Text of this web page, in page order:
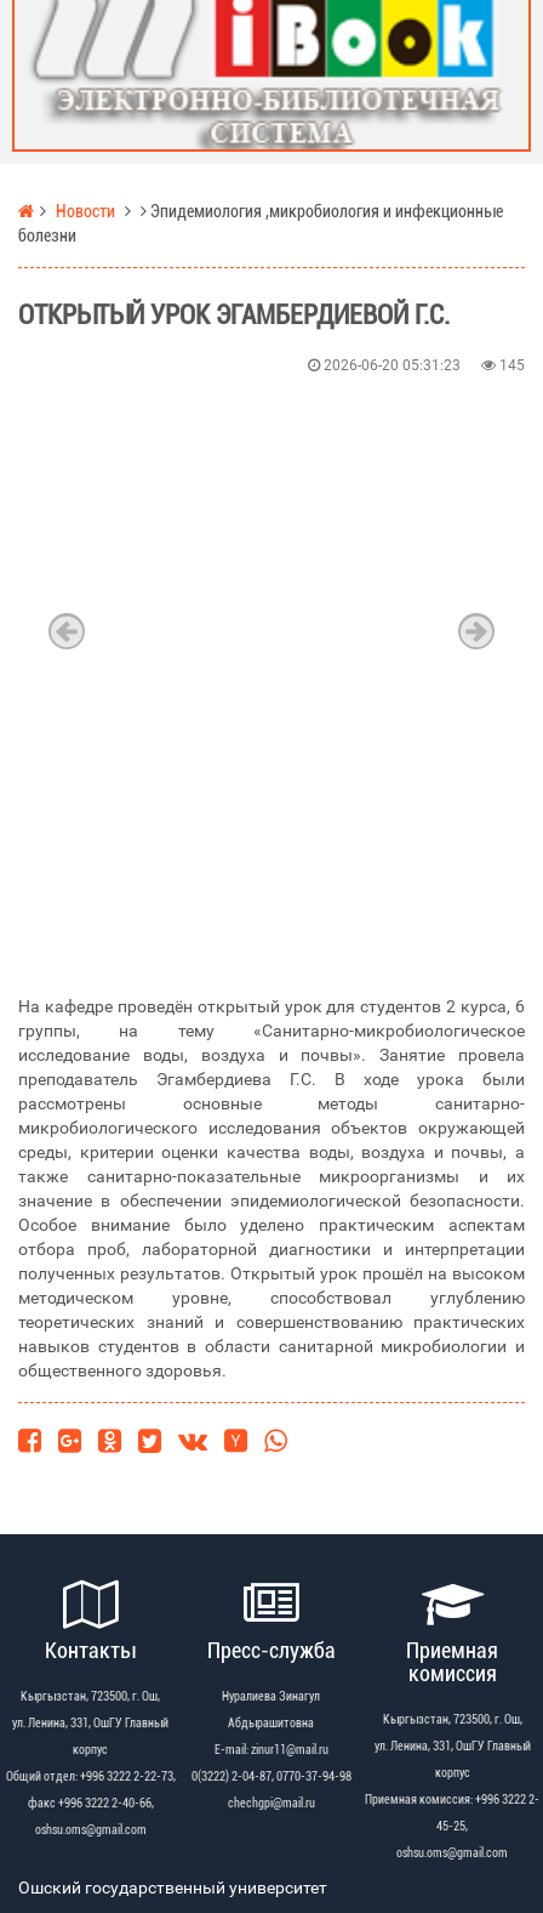
Новости
Эпидемиология ,микробиология и инфекционные
болезни
ОТКРЫТЫЙ УРОК ЭГАМБЕРДИЕВОЙ Г.С.
2026-06-20 05:31:23 145
На кафедре проведён открытый урок для студентов 2 курса, 6
группы, на тему «Санитарно-микробиологическое
исследование воды, воздуха и почвы». Занятие провела
преподаватель Эгамбердиева Г.С. В ходе урока были
рассмотрены основные методы санитарно-
микробиологического исследования объектов окружающей
среды, критерии оценки качества воды, воздуха и почвы, а
также санитарно-показательные микроорганизмы и их
значение в обеспечении эпидемиологической безопасности.
Особое внимание было уделено практическим аспектам
отбора проб, лабораторной диагностики и интерпретации
полученных результатов. Открытый урок прошёл на высоком
методическом уровне, способствовал углублению
теоретических знаний и совершенствованию практических
навыков студентов в области санитарной микробиологии и
общественного здоровья.
Контакты
Кыргызстан, 723500, г. Ош,
ул. Ленина, 331, ОшГУ Главный
корпус
Общий отдел: +996 3222 2-22-73,
факс +996 3222 2-40-66,
oshsu.oms@gmail.com
Пресс-служба
Нуралиева Зинагул
Абдырашитовна
Е-mail: zinur11@mail.ru
0(3222) 2-04-87, 0770-37-94-98
chechgpi@mail.ru
Приемная
комиссия
Кыргызстан, 723500, г. Ош,
ул. Ленина, 331, ОшГУ Главный
корпус
Приемная комиссия: +996 3222 2-
45-25,
oshsu.oms@gmail.com
Ошский государственный университет